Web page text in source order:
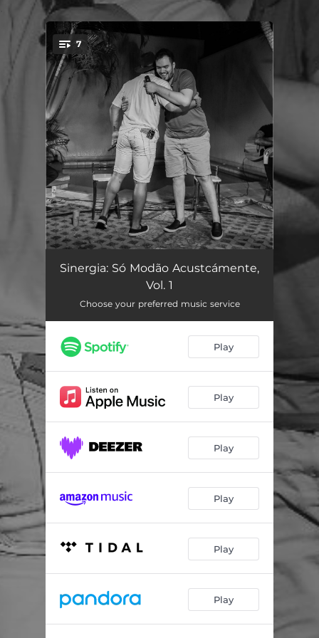
You're all set!
7
Avião das Nove / Solidão (Acústico) 03:10
Na Hora do Adeus (Acústico)
Do Outro Lado da Cidade / Assino Com X (Acústico) 03:15
Passe Livre / Vestido de Seda / O Ipê e o Prisioneiro (Acústico) 04:03
Vai por Mim (Acústico) 03:53
Decida / Seu Amor Ainda É Tudo (Acústico) 04:33
Sinergia: Só Modão Acustcámente,
Vol. 1
Choose your preferred music service
Play
Play
Play
Play
Play
Play